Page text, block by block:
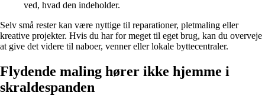
ved, hvad den indeholder.
Selv små rester kan være nyttige til reparationer, pletmaling eller
kreative projekter. Hvis du har for meget til eget brug, kan du overveje
at give det videre til naboer, venner eller lokale byttecentraler.
Flydende maling hører ikke hjemme i
skraldespanden